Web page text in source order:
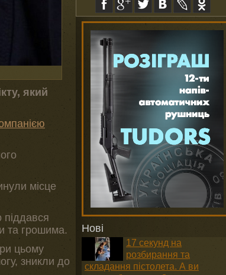
який
місце
піддався
та грошима.
цьому
зникли до
Нові
17 секунд на
розбирання та
складання пістолета. А ви